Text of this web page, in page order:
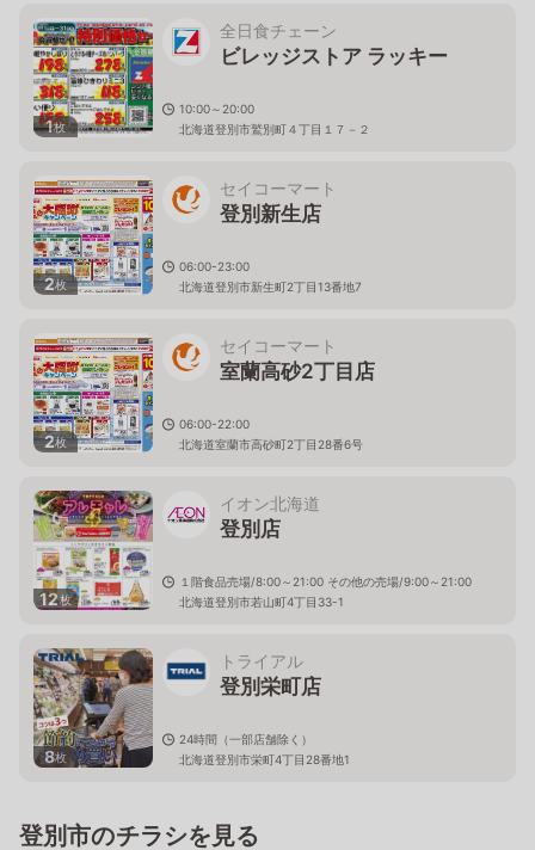
1枚
全日食チェーン
ビレッジストア ラッキー
10:00～20:00
北海道登別市鷲別町４丁目１７－２
2枚
セイコーマート
登別新生店
06:00-23:00
北海道登別市新生町2丁目13番地7
2枚
セイコーマート
室蘭高砂2丁目店
06:00-22:00
北海道室蘭市高砂町2丁目28番6号
12枚
イオン北海道
登別店
１階食品売場/8:00～21:00 その他の売場/9:00～21:00
北海道登別市若山町4丁目33-1
8枚
トライアル
登別栄町店
24時間（一部店舗除く）
北海道登別市栄町4丁目28番地1
登別市のチラシを見る